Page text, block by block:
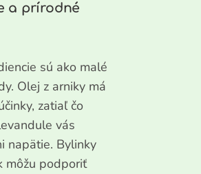
a prírodné
sú ako malé
Olej z arniky má
zatiaľ čo
vás
napätie. Bylinky
môžu podporiť